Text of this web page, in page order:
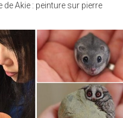
Akie : peinture sur pierre